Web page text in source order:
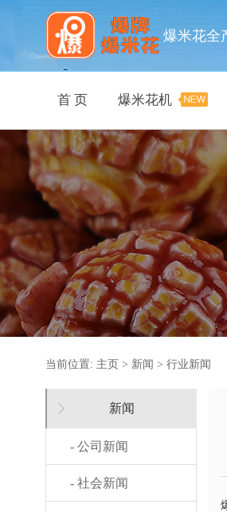
爆米花全
首 页 爆米花机
当前位置: 主页 > 新闻 > 行业新闻
新闻
- 公司新闻
- 社会新闻